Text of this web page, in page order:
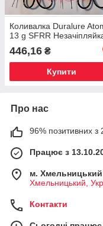
Коливалка Duralure
13 g SFRR
446,16 ₴
Купити
Про нас
96% позитивних з
Працює з
м. Хмельницький
Хмельницький,
Контакти